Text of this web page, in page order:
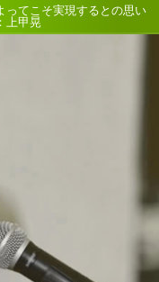
ってこそ実現するとの思い
上甲晃